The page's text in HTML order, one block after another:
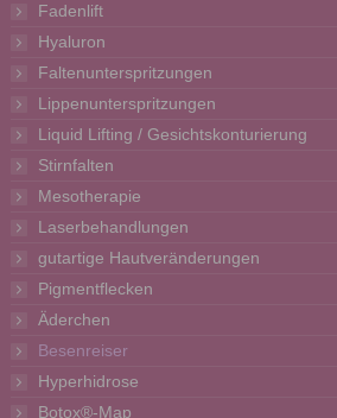
Fadenlift
Hyaluron
Faltenunterspritzungen
Lippenunterspritzungen
Liquid Lifting / Gesichtskonturierung
Stirnfalten
Mesotherapie
Laserbehandlungen
gutartige Hautveränderungen
Pigmentflecken
Äderchen
Besenreiser
Hyperhidrose
Botox®-Map